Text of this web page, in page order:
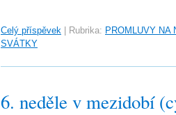
Celý příspěvek Rubrika: PROMLUVY NA
SVÁTKY
6. neděle v mezidobí